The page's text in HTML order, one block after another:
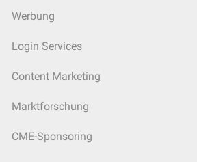
Werbung
Login Services
Content Marketing
Marktforschung
CME-Sponsoring